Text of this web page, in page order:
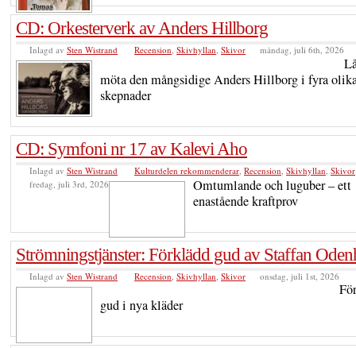
CD: Orkesterverk av Anders Hillborg
Inlagd av Sten Wistrand Recension, Skivhyllan, Skivor måndag, juli 6th, 2026
möta den mångsidige Anders Hillborg i fyra
skepnader
CD: Symfoni nr 17 av Kalevi Aho
Inlagd av Sten Wistrand Kulturdelen rekommenderar Recension Skivhyllan Skivor
fredag, juli 3rd, 2026
Omtumlande och luguber – ett
enastående kraftprov
Strömningstjänster: Förklädd gud av Staffan
Inlagd av Sten Wistrand Recension Skivhyllan Skivor onsdag, juli 1st, 2026
gud i nya kläder